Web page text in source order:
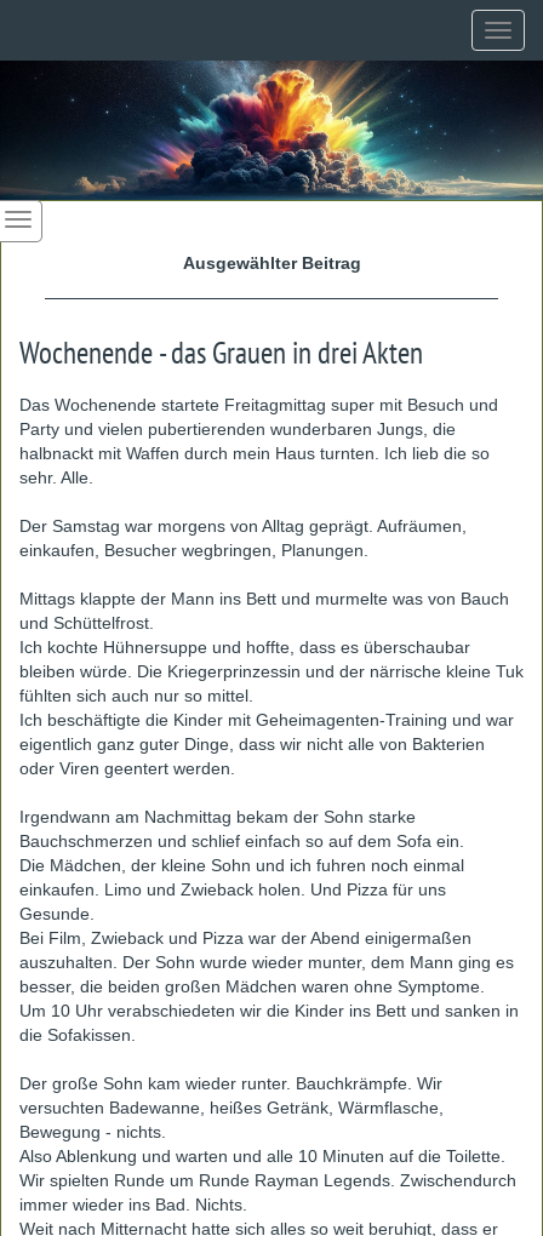
Ausgewählter Beitrag
Wochenende - das Grauen in drei Akten
Das Wochenende startete Freitagmittag super mit Besuch und
Party und vielen pubertierenden wunderbaren Jungs, die
halbnackt mit Waffen durch mein Haus turnten. Ich lieb die so
sehr. Alle.
Der Samstag war morgens von Alltag geprägt. Aufräumen,
einkaufen, Besucher wegbringen, Planungen.
Mittags klappte der Mann ins Bett und murmelte was von Bauch
und Schüttelfrost.
Ich kochte Hühnersuppe und hoffte, dass es überschaubar
bleiben würde. Die Kriegerprinzessin und der närrische kleine Tuk
fühlten sich auch nur so mittel.
Ich beschäftigte die Kinder mit Geheimagenten-Training und war
eigentlich ganz guter Dinge, dass wir nicht alle von Bakterien
oder Viren geentert werden.
Irgendwann am Nachmittag bekam der Sohn starke
Bauchschmerzen und schlief einfach so auf dem Sofa ein.
Die Mädchen, der kleine Sohn und ich fuhren noch einmal
einkaufen. Limo und Zwieback holen. Und Pizza für uns
Gesunde.
Bei Film, Zwieback und Pizza war der Abend einigermaßen
auszuhalten. Der Sohn wurde wieder munter, dem Mann ging es
besser, die beiden großen Mädchen waren ohne Symptome.
Um 10 Uhr verabschiedeten wir die Kinder ins Bett und sanken in
die Sofakissen.
Der große Sohn kam wieder runter. Bauchkrämpfe. Wir
versuchten Badewanne, heißes Getränk, Wärmflasche,
Bewegung - nichts.
Also Ablenkung und warten und alle 10 Minuten auf die Toilette.
Wir spielten Runde um Runde Rayman Legends. Zwischendurch
immer wieder ins Bad. Nichts.
Weit nach Mitternacht hatte sich alles so weit beruhigt, dass er